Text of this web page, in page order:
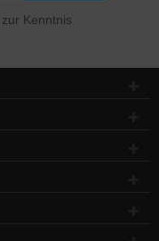
Kenntnis